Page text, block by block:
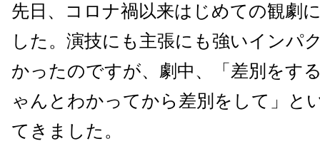
先日、コロナ禍以来はじめての観劇
した。演技にも主張にも強いインパ
かったのですが、劇中、「差別をす
ゃんとわかってから差別をして」と
てきました。